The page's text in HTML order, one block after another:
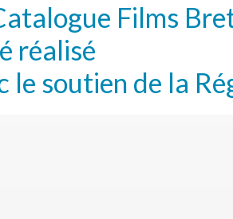
Films
réalisé
le soutien de la